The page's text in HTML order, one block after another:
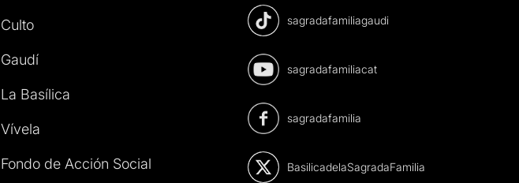
Culto
Gaudí
La Basílica
Vívela
Fondo de Acción Social
sagradafamiliagaudi
sagradafamiliacat
sagradafamilia
BasilicadelaSagradaFamilia